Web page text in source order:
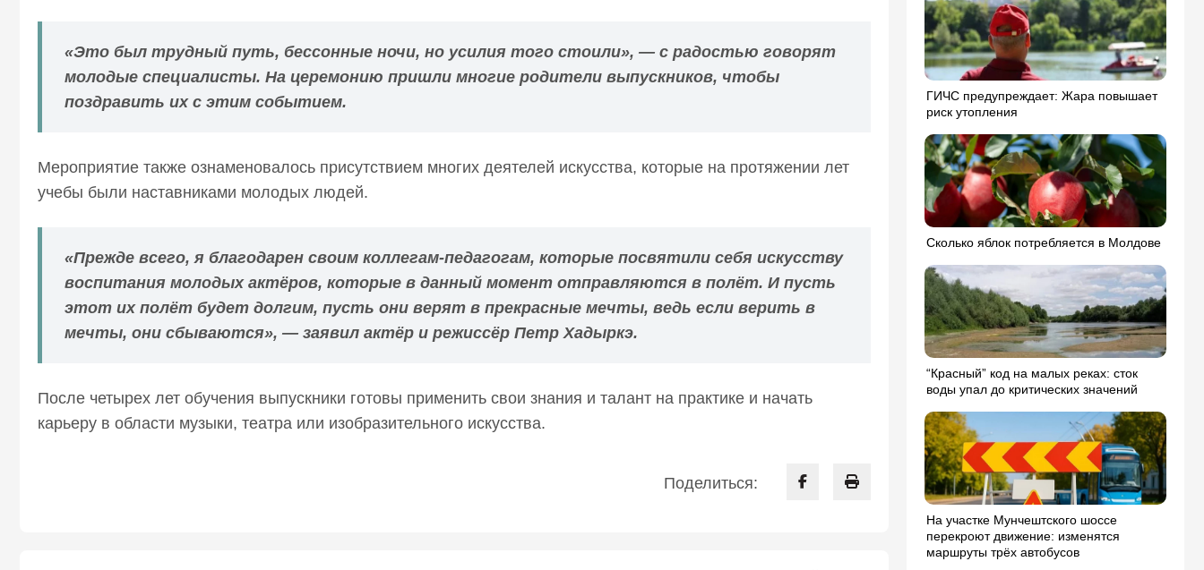
«Это был трудный путь, бессонные ночи, но усилия того стоили», — с радостью говорят
молодые специалисты. На церемонию пришли многие родители выпускников, чтобы
поздравить их с этим событием.
Мероприятие также ознаменовалось присутствием многих деятелей искусства, которые на протяжении лет
учебы были наставниками молодых людей.
«Прежде всего, я благодарен своим коллегам-педагогам, которые посвятили себя искусству
воспитания молодых актёров, которые в данный момент отправляются в полёт. И пусть
этот их полёт будет долгим, пусть они верят в прекрасные мечты, ведь если верить в
мечты, они сбываются», — заявил актёр и режиссёр Петр Хадыркэ.
После четырех лет обучения выпускники готовы применить свои знания и талант на практике и начать
карьеру в области музыки, театра или изобразительного искусства.
Поделиться:
ГИЧС предупреждает: Жара повышает
риск утопления
Сколько яблок потребляется в Молдове
“Красный” код на малых реках: сток
воды упал до критических значений
На участке Мунчештского шоссе
перекроют движение: изменятся
маршруты трёх автобусов